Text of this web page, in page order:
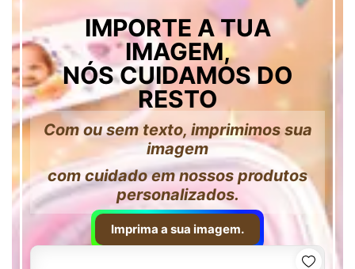
IMPORTE A TUA
IMAGEM,
NÓS CUIDAMOS DO
RESTO
Com ou sem texto, imprimimos sua
imagem
com cuidado em nossos produtos
personalizados.
Imprima a sua imagem.